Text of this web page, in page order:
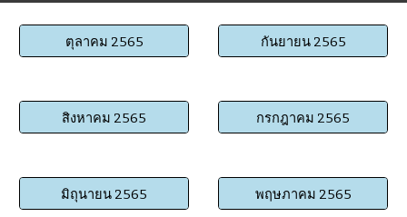
ตุลาคม 2565 กันยายน 2565
สิงหาคม 2565 กรกฎาคม 2565
มิถุนายน 2565 พฤษภาคม 2565